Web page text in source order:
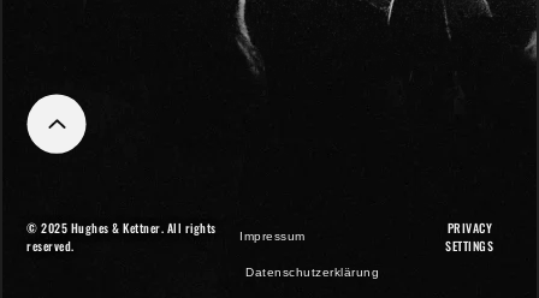
© 2025 Hughes & Kettner. All rights
reserved.
Impressum
Datenschutzerklärung
PRIVACY
SETTINGS